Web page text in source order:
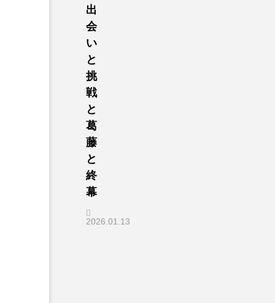
出
会
い
と
挑
戦
と
葛
藤
と
終
幕
2026.01.13